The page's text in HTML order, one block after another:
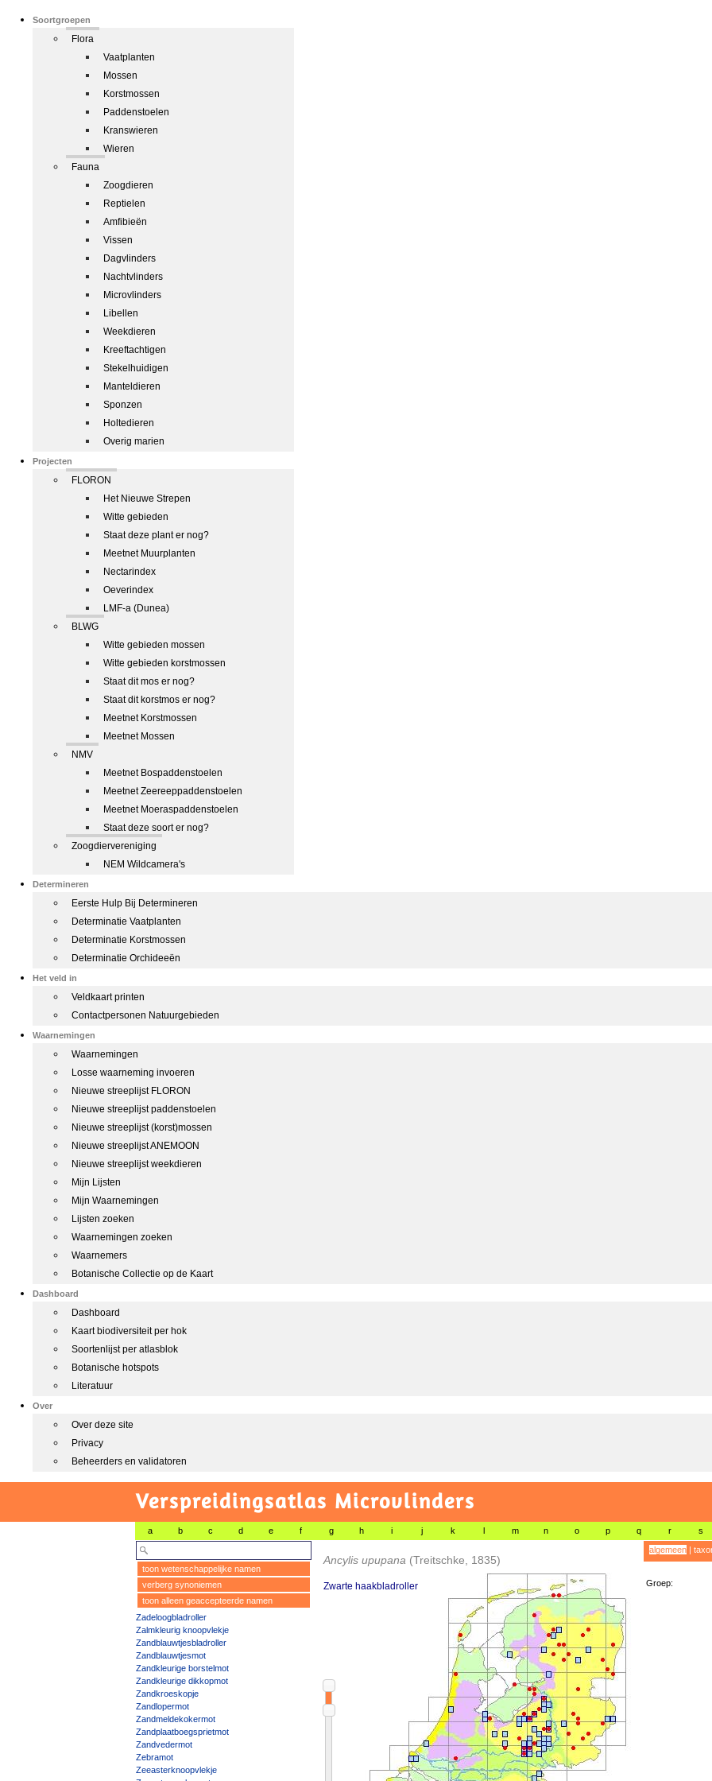
Soortgroepen
Flora
Vaatplanten
Mossen
Korstmossen
Paddenstoelen
Kranswieren
Wieren
Fauna
Zoogdieren
Reptielen
Amfibieën
Vissen
Dagvlinders
Nachtvlinders
Microvlinders
Libellen
Weekdieren
Kreeftachtigen
Stekelhuidigen
Manteldieren
Sponzen
Holtedieren
Overig marien
Projecten
FLORON
Het Nieuwe Strepen
Witte gebieden
Staat deze plant er nog?
Meetnet Muurplanten
Nectarindex
Oeverindex
LMF-a (Dunea)
BLWG
Witte gebieden mossen
Witte gebieden korstmossen
Staat dit mos er nog?
Staat dit korstmos er nog?
Meetnet Korstmossen
Meetnet Mossen
NMV
Meetnet Bospaddenstoelen
Meetnet Zeereeppaddenstoelen
Meetnet Moeraspaddenstoelen
Staat deze soort er nog?
Zoogdiervereniging
NEM Wildcamera's
Determineren
Eerste Hulp Bij Determineren
Determinatie Vaatplanten
Determinatie Korstmossen
Determinatie Orchideeën
Het veld in
Veldkaart printen
Contactpersonen Natuurgebieden
Waarnemingen
Waarnemingen
Losse waarneming invoeren
Nieuwe streeplijst FLORON
Nieuwe streeplijst paddenstoelen
Nieuwe streeplijst (korst)mossen
Nieuwe streeplijst ANEMOON
Nieuwe streeplijst weekdieren
Mijn Lijsten
Mijn Waarnemingen
Lijsten zoeken
Waarnemingen zoeken
Waarnemers
Botanische Collectie op de Kaart
Dashboard
Dashboard
Kaart biodiversiteit per hok
Soortenlijst per atlasblok
Botanische hotspots
Literatuur
Over
Over deze site
Privacy
Beheerders en validatoren
Verspreidingsatlas Microvlinders
a b c d e f g h i j k l m n o p q r s
toon wetenschappelijke namen
verberg synoniemen
toon alleen geaccepteerde namen
Zadeloogbladroller
Zalmkleurig knoopvlekje
Zandblauwtjesbladroller
Zandblauwtjesmot
Zandkleurige borstelmot
Zandkleurige dikkopmot
Zandkroeskopje
Zandlopermot
Zandmeldekokermot
Zandplaatboegsprietmot
Zandvedermot
Zebramot
Zeeasterknoopvlekje
Ancylis upupana (Treitschke, 1835)
Zwarte haakbladroller
algemeen|
Groep: